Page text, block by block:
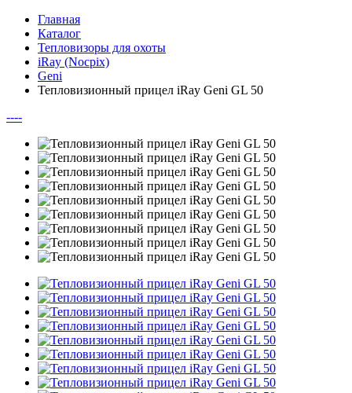
Главная
Каталог
Тепловизоры для охоты
iRay (Nocpix)
Geni
Тепловизионный прицел iRay Geni GL 50
----